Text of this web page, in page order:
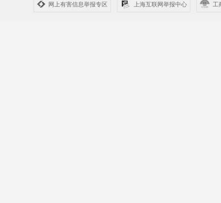
网上有害信息举报专区 上海互联网举报中心 工